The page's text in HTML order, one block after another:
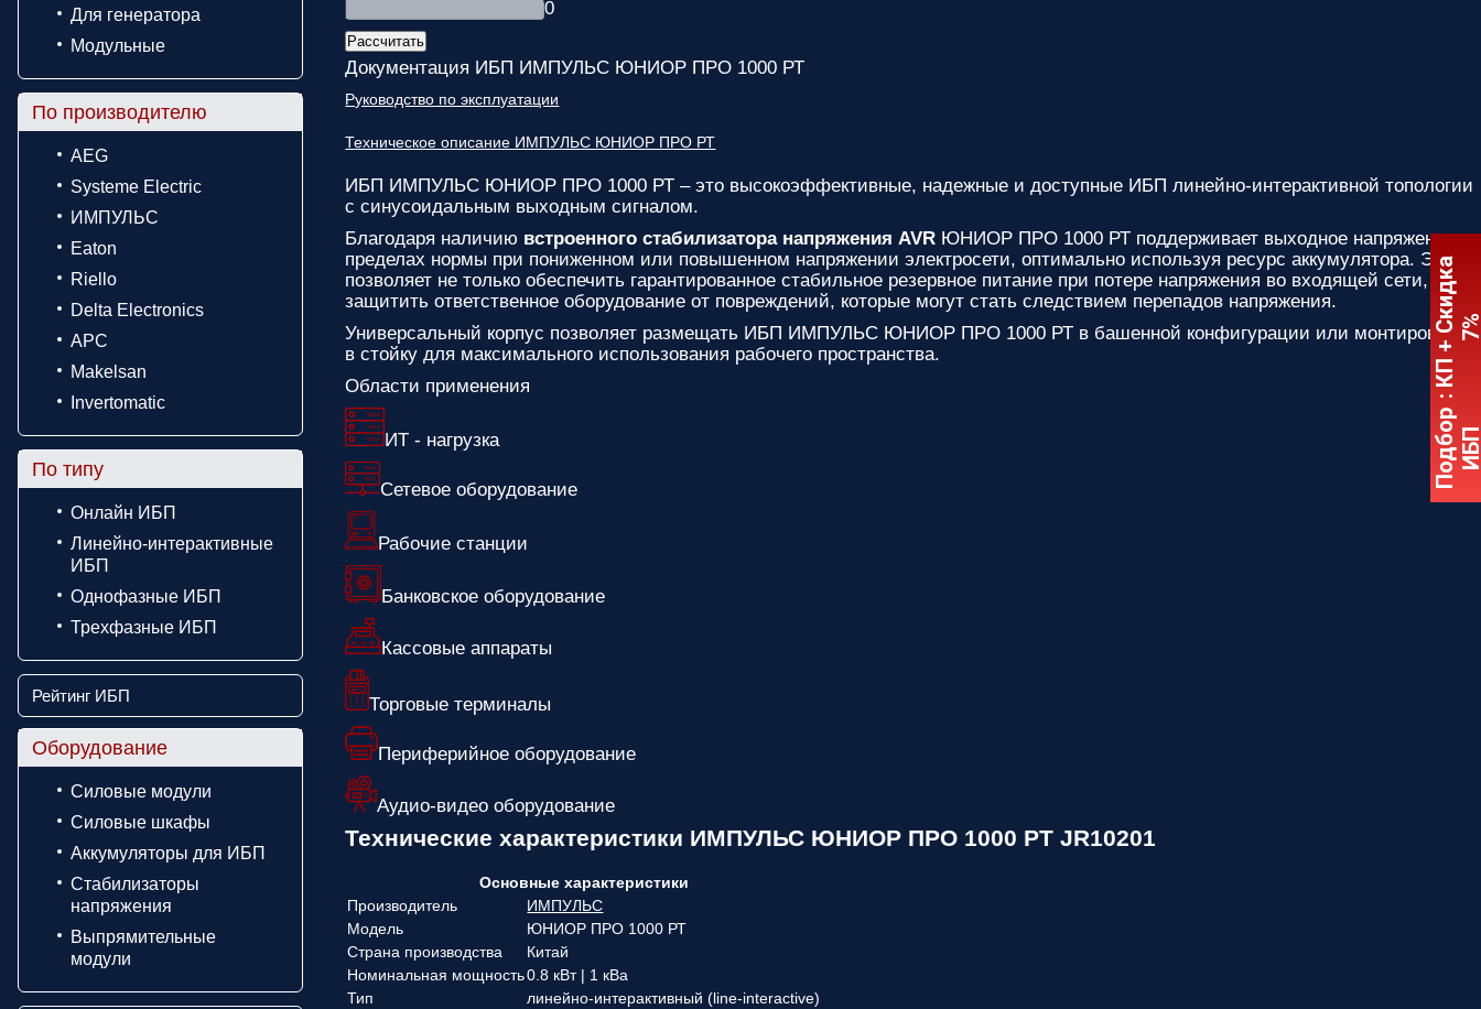
Для генератора
Модульные
По производителю
AEG
Systeme Electric
ИМПУЛЬС
Eaton
Riello
Delta Electronics
APC
Makelsan
Invertomatic
По типу
Онлайн ИБП
Линейно-интерактивные
ИБП
Однофазные ИБП
Трехфазные ИБП
Рейтинг ИБП
Оборудование
Силовые модули
Силовые шкафы
Аккумуляторы для ИБП
Стабилизаторы
напряжения
Выпрямительные
модули
0
Документация ИБП ИМПУЛЬС ЮНИОР ПРО 1000 РТ
Руководство по эксплуатации
Техническое описание ИМПУЛЬС ЮНИОР ПРО РТ
ИБП ИМПУЛЬС ЮНИОР ПРО 1000 РТ – это высокоэффективные, надежные и доступные ИБП линейно-интерактивной топологии
с синусоидальным выходным сигналом.
Благодаря наличию встроенного стабилизатора напряжения AVR ЮНИОР ПРО 1000 РТ поддерживает выходное напряжение в
пределах нормы при пониженном или повышенном напряжении электросети, оптимально используя ресурс аккумулятора. Это
позволяет не только обеспечить гарантированное стабильное резервное питание при потере напряжения во входящей сети, но и
защитить ответственное оборудование от повреждений, которые могут стать следствием перепадов напряжения.
Универсальный корпус позволяет размещать ИБП ИМПУЛЬС ЮНИОР ПРО 1000 РТ в башенной конфигурации или монтировать
в стойку для максимального использования рабочего пространства.
Области применения
ИТ - нагрузка
Сетевое оборудование
Рабочие станции
Банковское оборудование
Кассовые аппараты
Торговые терминалы
Периферийное оборудование
Аудио-видео оборудование
Технические характеристики ИМПУЛЬС ЮНИОР ПРО 1000 РТ JR10201
Основные характеристики
Производитель
ИМПУЛЬС
Модель
ЮНИОР ПРО 1000 РТ
Страна производства
Китай
Номинальная мощность0.8 кВт | 1 кВа
Тип
линейно-интерактивный (line-interactive)
Подбор
:
К
П
+
С
к
и
д
к
а
7